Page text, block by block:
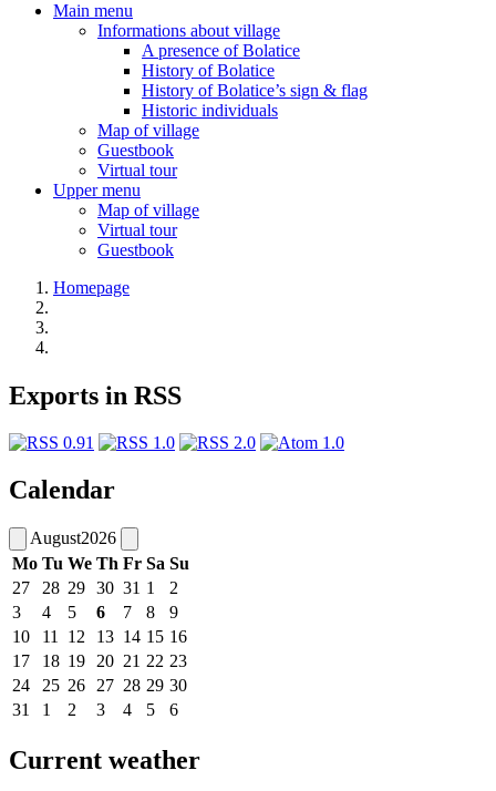
Main menu
Informations about village
A presence of Bolatice
History of Bolatice
History of Bolatice’s sign & flag
Historic individuals
Map of village
Guestbook
Virtual tour
Upper menu
Map of village
Virtual tour
Guestbook
Homepage
Exports in RSS
Calendar
August2026
Mo Tu We Th Fr Sa Su
27
28 29 30 31 1
2
3
4 5 6 7 8
9
10
11 12 13 14 15 16
17
18 19 20 21 22 23
24
25 26 27 28 29 30
31
1 2 3 4 5 6
Current weather